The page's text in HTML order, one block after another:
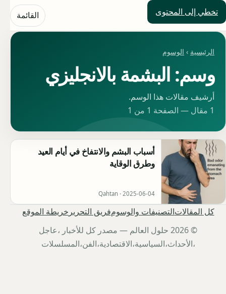
تخطي إلى المحتوى
حلول العالم القائمة
الرئيسية › الوسوم
وسم: البشمة بالانجليزي
أرشيف مقالات هذا الوسم.
1 مقال — الصفحة 1 من 1
أسباب البشم والانتفاخ في أيام العيد
وطرق الوقاية
Qahtan · 2025-06-04
كل المقالاتالتصنيفات والوسومفريق التحرير خريطة الموقع
© 2026 حلول العالم — مصدر كل للأخبار ،عاجل
،الأحداث،السياسية،الاقتصادية،الفن،المسلسلات